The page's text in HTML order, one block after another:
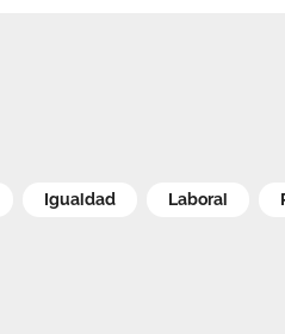
Igualdad Laboral